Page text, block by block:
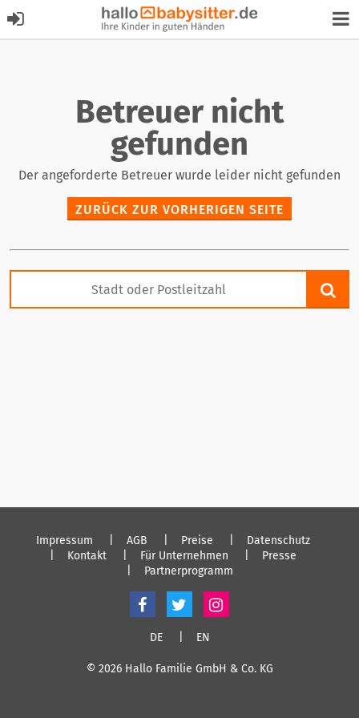
Betreuer nicht
gefunden
Der angeforderte Betreuer wurde leider nicht gefunden
ZURÜCK ZUR VORHERIGEN SEITE
Impressum AGB Preise
Datenschutz
Kontakt
Für Unternehmen
Presse
Partnerprogramm
DE EN
© 2026 Hallo Familie GmbH & Co. KG